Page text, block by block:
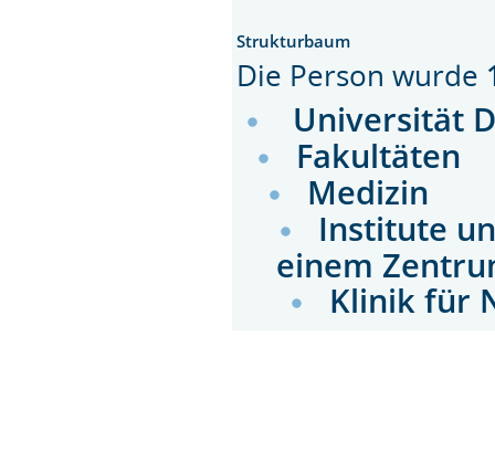
Strukturbaum
Die Person wurde
Universität
Fakultäten
Medizin
Institute
einem
Klinik für